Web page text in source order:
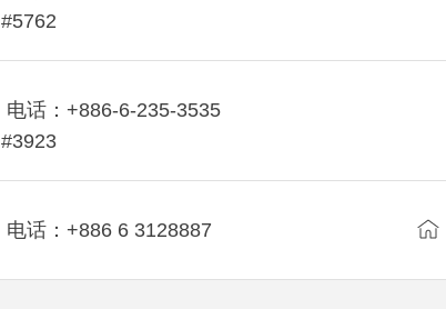
#5762
电话：+886-6-235-3535
#3923
电话：+886 6 3128887